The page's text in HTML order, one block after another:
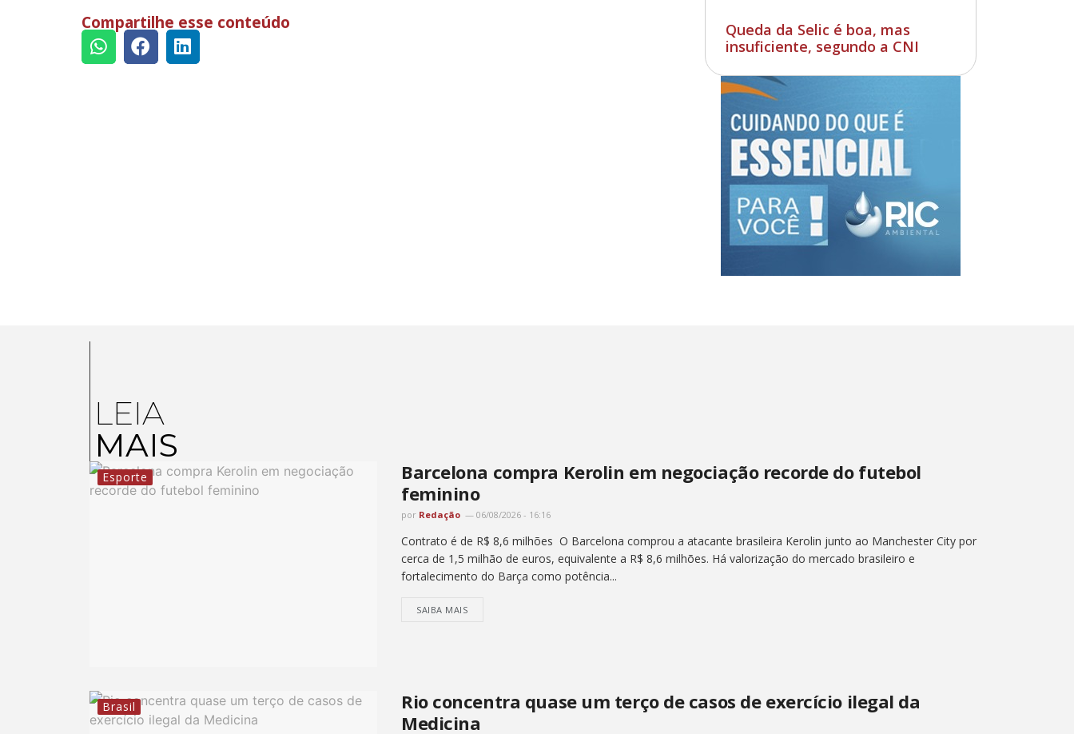
Queda da Selic é boa, mas
insuficiente, segundo a CNI
Compartilhe esse conteúdo
LEIA
MAIS
Esporte
Barcelona compra Kerolin em negociação recorde do futebol
feminino
por Redação 06/08/2026 - 16:16
Contrato é de R$ 8,6 milhões O Barcelona comprou a atacante brasileira Kerolin junto ao Manchester City por
cerca de 1,5 milhão de euros, equivalente a R$ 8,6 milhões. Há valorização do mercado brasileiro e
fortalecimento do Barça como potência...
SAIBA MAIS
Brasil
Rio concentra quase um terço de casos de exercício ilegal da
Medicina